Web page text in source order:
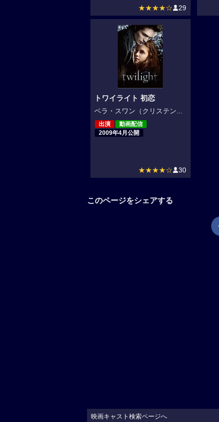
★★★★☆ 29
トワイライト 初恋
ベラ・スワン（クリステン...
出演
動画配信
2009年4月公開
★★★★☆ 30
このページをシェアする
映画キャスト検索ページへ